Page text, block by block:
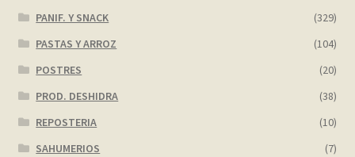
PANIF. Y SNACK
(329)
PASTAS Y ARROZ
(104)
POSTRES
(20)
PROD. DESHIDRA
(38)
REPOSTERIA
(10)
SAHUMERIOS
(7)